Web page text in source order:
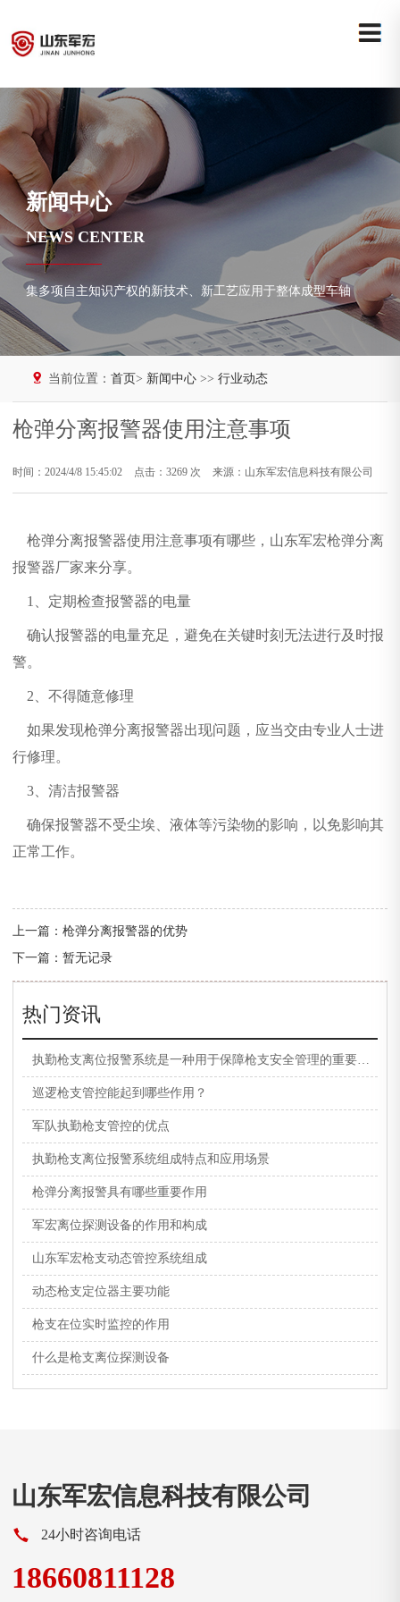
新闻中心
NEWS CENTER
集多项自主知识产权的新技术、新工艺应用于整体成型车轴
当前位置：首页> 新闻中心 >>行业动态
枪弹分离报警器使用注意事项
时间：2024/4/8 15:45:02 点击：3269 次 来源：山东军宏信息科技有限公司
枪弹分离报警器使用注意事项有哪些，山东军宏枪弹分离
报警器厂家来分享。
1、定期检查报警器的电量
确认报警器的电量充足，避免在关键时刻无法进行及时报
警。
2、不得随意修理
如果发现枪弹分离报警器出现问题，应当交由专业人士进
行修理。
3、清洁报警器
确保报警器不受尘埃、液体等污染物的影响，以免影响其
正常工作。
上一篇：枪弹分离报警器的优势
下一篇：暂无记录
热门资讯
执勤枪支离位报警系统是一种用于保障枪支安全管理的重要设备
巡逻枪支管控能起到哪些作用？
军队执勤枪支管控的优点
执勤枪支离位报警系统组成特点和应用场景
枪弹分离报警具有哪些重要作用
军宏离位探测设备的作用和构成
山东军宏枪支动态管控系统组成
动态枪支定位器主要功能
枪支在位实时监控的作用
什么是枪支离位探测设备
山东军宏信息科技有限公司
24小时咨询电话
18660811128